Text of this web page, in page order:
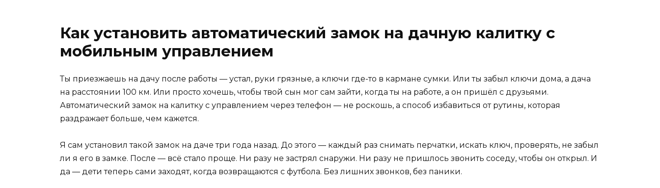
Как установить автоматический замок на дачную калитку с
мобильным управлением
Ты приезжаешь на дачу после работы — устал, руки грязные, а ключи где-то в кармане сумки. Или ты забыл ключи дома, а дача
на расстоянии 100 км. Или просто хочешь, чтобы твой сын мог сам зайти, когда ты на работе, а он пришёл с друзьями.
Автоматический замок на калитку с управлением через телефон — не роскошь, а способ избавиться от рутины, которая
раздражает больше, чем кажется.
Я сам установил такой замок на даче три года назад. До этого — каждый раз снимать перчатки, искать ключ, проверять, не забыл
ли я его в замке. После — всё стало проще. Ни разу не застрял снаружи. Ни разу не пришлось звонить соседу, чтобы он открыл. И
да — дети теперь сами заходят, когда возвращаются с футбола. Без лишних звонков, без паники.